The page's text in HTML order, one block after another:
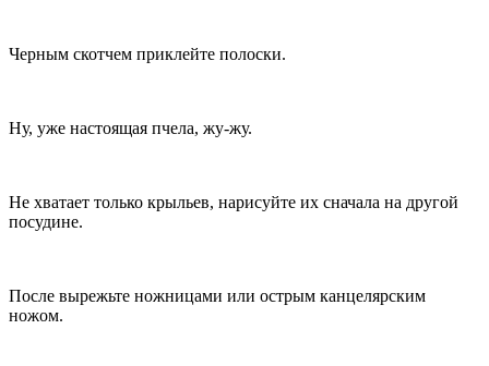
Черным скотчем приклейте полоски.
Ну, уже настоящая пчела, жу-жу.
Не хватает только крыльев, нарисуйте их сначала на другой
посудине.
После вырежьте ножницами или острым канцелярским
ножом.